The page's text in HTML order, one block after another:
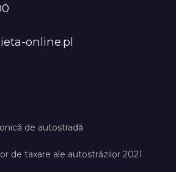
online.pl
de autostradă
de taxare ale autostrăzilor 2021